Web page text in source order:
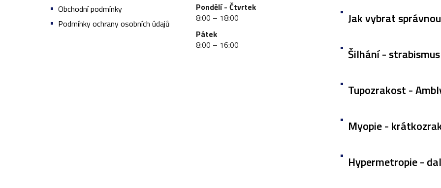
Obchodní podmínky
Podmínky ochrany osobních údajů
Pondělí - Čtvrtek
8:00 – 18:00
Pátek
8:00 – 16:00
Jak vybrat
ost brýlí
Šilhání - strabismus
Tupozrakost -
Myopie -
Hypermetropie -
rakost